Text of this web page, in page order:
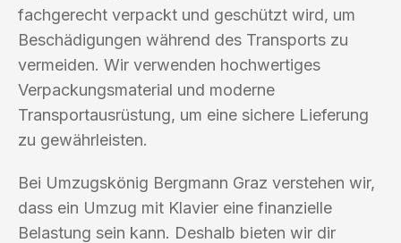
fachgerecht verpackt und geschützt wird, um
Beschädigungen während des Transports zu
vermeiden. Wir verwenden hochwertiges
Verpackungsmaterial und moderne
Transportausrüstung, um eine sichere Lieferung
zu gewährleisten.
Bei Umzugskönig Bergmann Graz verstehen wir,
dass ein Umzug mit Klavier eine finanzielle
Belastung sein kann. Deshalb bieten wir dir